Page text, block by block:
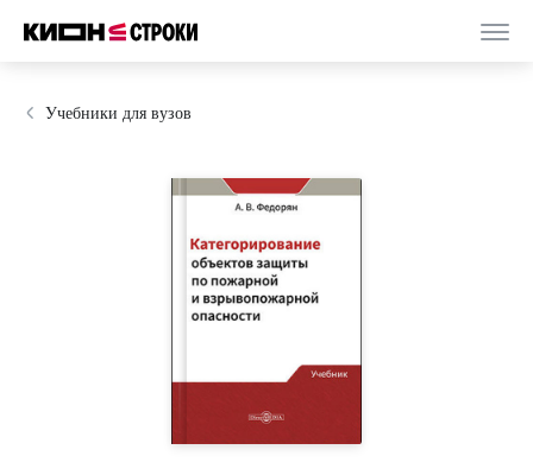
Учебники для вузов